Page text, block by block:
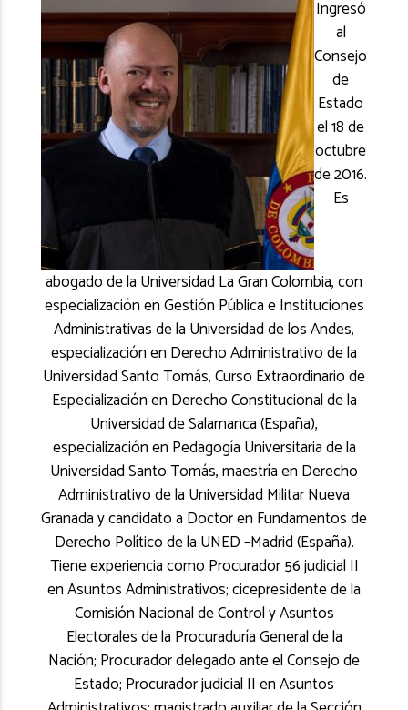
Ingresó
al
Consejo
de
Estado
el 18 de
octubre
de 2016.
Es
abogado de la Universidad La Gran Colombia, con
especialización en Gestión Pública e Instituciones
Administrativas de la Universidad de los Andes,
especialización en Derecho Administrativo de la
Universidad Santo Tomás, Curso Extraordinario de
Especialización en Derecho Constitucional de la
Universidad de Salamanca (España),
especialización en Pedagogía Universitaria de la
Universidad Santo Tomás, maestría en Derecho
Administrativo de la Universidad Militar Nueva
Granada y candidato a Doctor en Fundamentos de
Derecho Político de la UNED –Madrid (España).
Tiene experiencia como Procurador 56 judicial II
en Asuntos Administrativos; cicepresidente de la
Comisión Nacional de Control y Asuntos
Electorales de la Procuraduría General de la
Nación; Procurador delegado ante el Consejo de
Estado; Procurador judicial II en Asuntos